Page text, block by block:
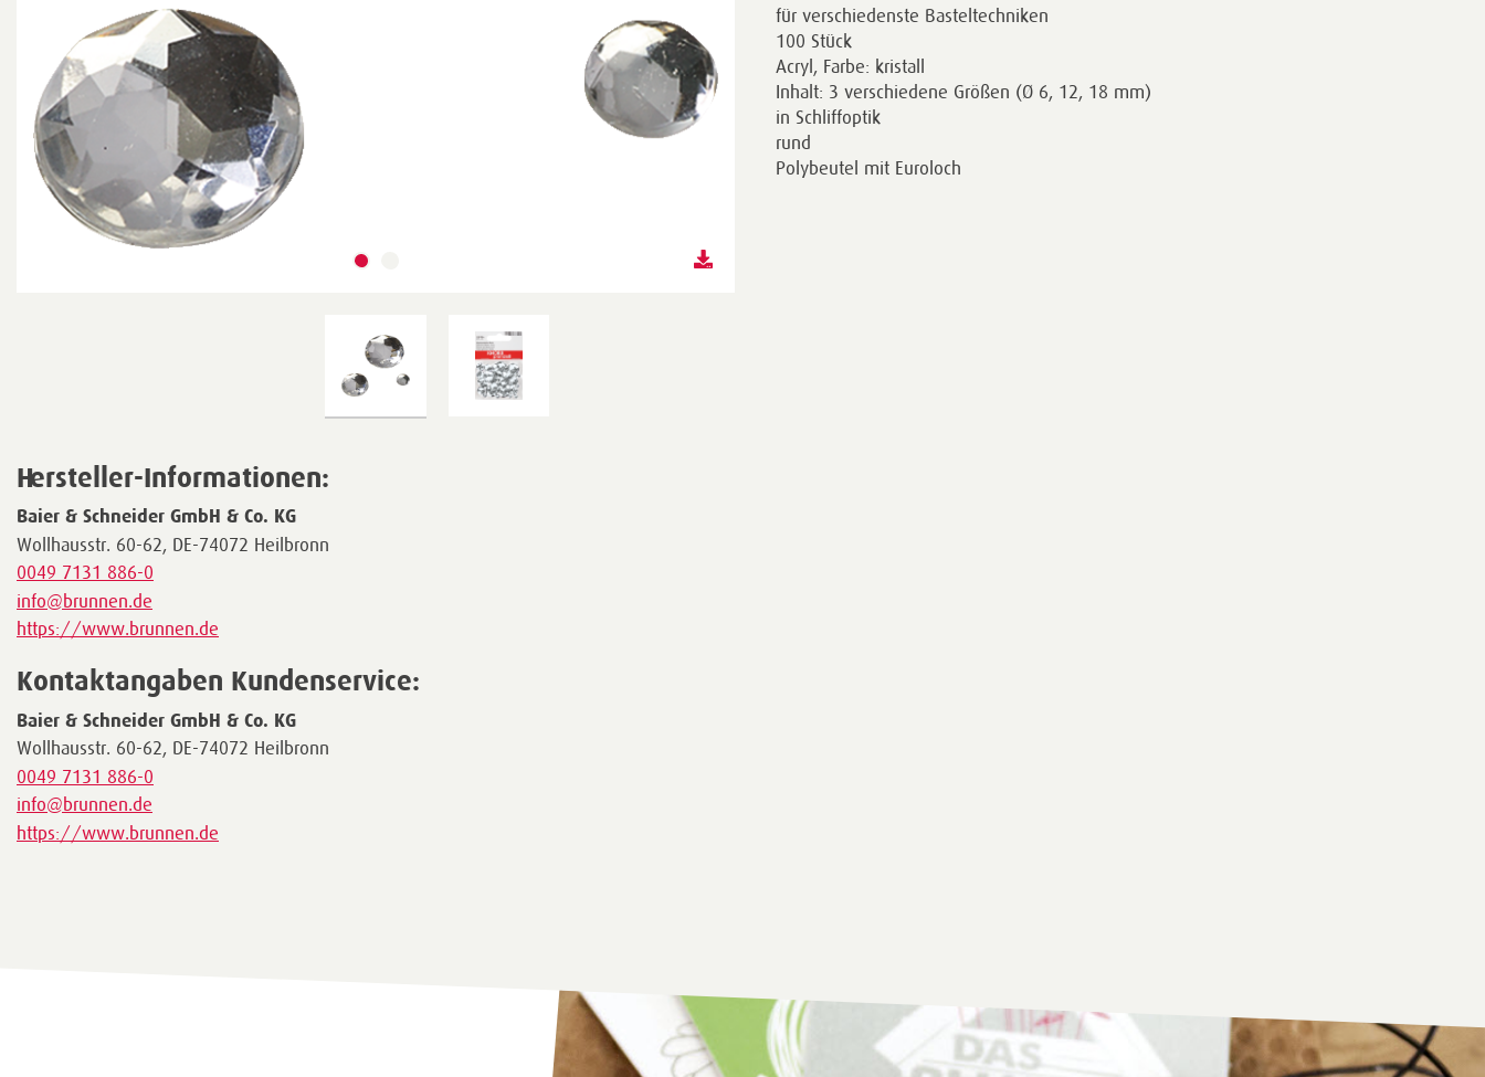
für verschiedenste Basteltechniken
100 Stück
Acryl, Farbe: kristall
Inhalt: 3 verschiedene Größen (Ø 6, 12, 18 mm)
in Schliffoptik
rund
Polybeutel mit Euroloch
Hersteller-Informationen:
Baier & Schneider GmbH & Co. KG
Wollhausstr. 60-62, DE-74072 Heilbronn
0049 7131 886-0
info@brunnen.de
https://www.brunnen.de
Kontaktangaben Kundenservice:
Baier & Schneider GmbH & Co. KG
Wollhausstr. 60-62, DE-74072 Heilbronn
0049 7131 886-0
info@brunnen.de
https://www.brunnen.de